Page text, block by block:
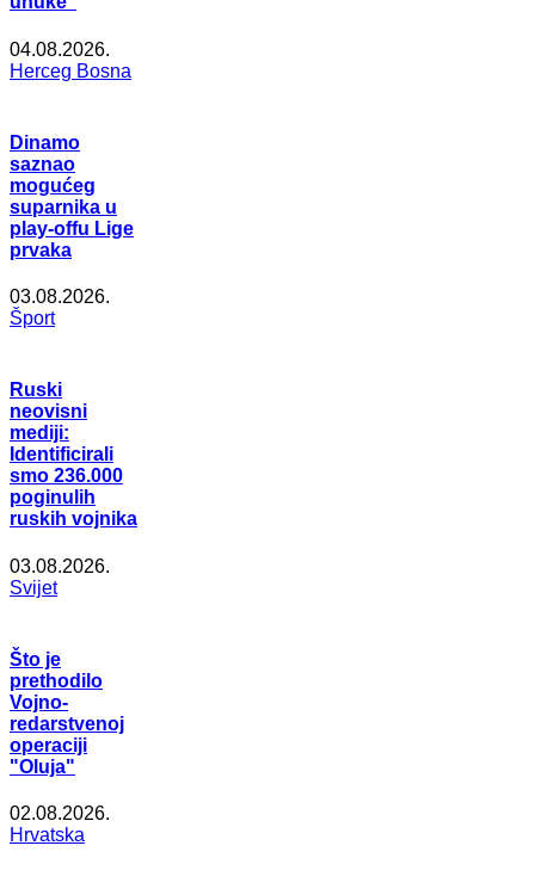
04.08.2026.
Herceg Bosna
Dinamo
saznao
mogućeg
suparnika u
play-offu Lige
prvaka
03.08.2026.
Šport
Ruski
neovisni
mediji:
Identificirali
smo 236.000
poginulih
ruskih vojnika
03.08.2026.
Svijet
Što je
prethodilo
Vojno-
redarstvenoj
operaciji
"Oluja"
02.08.2026.
Hrvatska